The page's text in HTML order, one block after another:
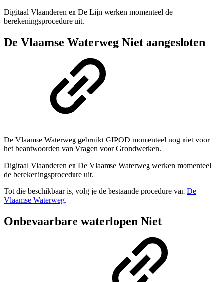
Digitaal Vlaanderen en De Lijn werken momenteel de
berekeningsprocedure uit.
De Vlaamse Waterweg Niet aangesloten
De Vlaamse Waterweg gebruikt GIPOD momenteel nog niet voor
het beantwoorden van Vragen voor Grondwerken.
Digitaal Vlaanderen en De Vlaamse Waterweg werken momenteel
de berekeningsprocedure uit.
Tot die beschikbaar is, volg je de bestaande procedure van De
Vlaamse Waterweg.
Onbevaarbare waterlopen Niet